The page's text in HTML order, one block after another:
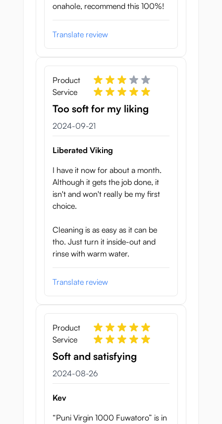
onahole, recommend this 100%!
Translate review
Product
Service
Too soft for my liking
21 september 2024
2024-09-21
Liberated Viking
I have it now for about a month.
Although it gets the job done, it
isn't and won't really be my first
choice.
Cleaning is as easy as it can be
tho. Just turn it inside-out and
rinse with warm water.
Translate review
Product
Service
Soft and satisfying
26 augusti 2024
2024-08-26
Kev
“Puni Virgin 1000 Fuwatoro” is in